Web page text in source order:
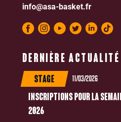
DERNIÈRE ACTUALITÉ
STAGE 11/03/2026
INSCRIPTIONS POUR LA
2026
info@asa-basket.fr